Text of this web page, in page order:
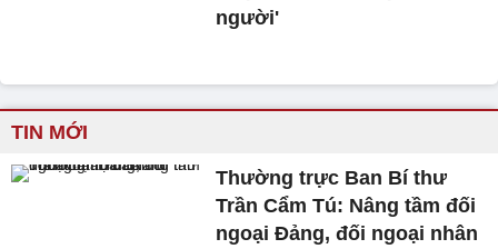
người'
TIN MỚI
Thường trực Ban Bí thư
Trần Cẩm Tú: Nâng tầm đối
ngoại Đảng, đối ngoại nhân